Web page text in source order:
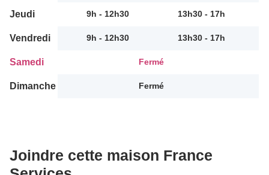
Jeudi 9h - 12h30 13h30 - 17h
Vendredi 9h - 12h30 13h30 - 17h
Samedi Fermé
Dimanche Fermé
Joindre cette maison France